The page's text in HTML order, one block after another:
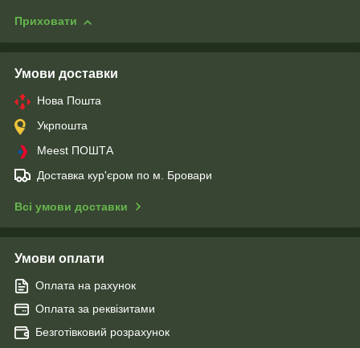
Приховати
Умови доставки
Нова Пошта
Укрпошта
Meest ПОШТА
Доставка кур'єром по м. Бровари
Всі умови доставки
Умови оплати
Оплата на рахунок
Оплата за реквізитами
Безготівковий розрахунок